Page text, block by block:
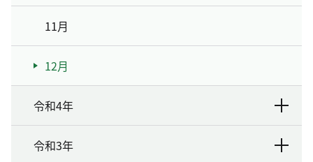
11月
12月
令和4年
令和3年